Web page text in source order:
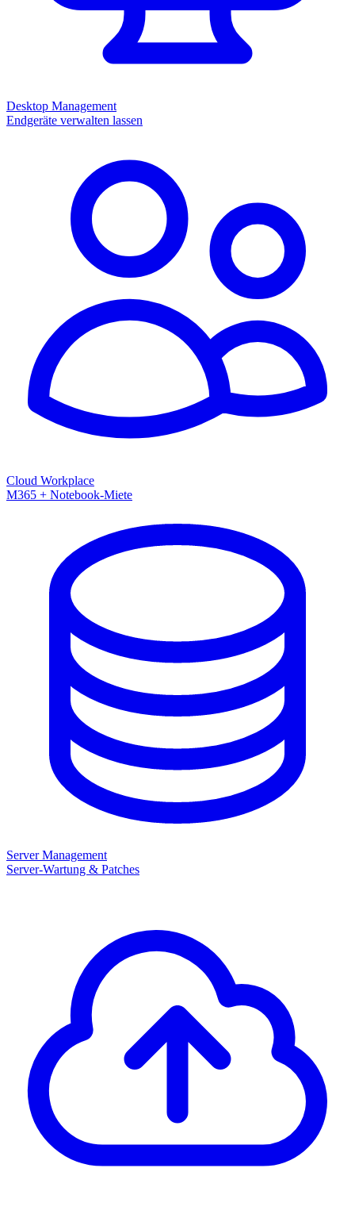
Desktop Management
Endgeräte verwalten lassen
Cloud Workplace
M365 + Notebook-Miete
Server Management
Server-Wartung & Patches